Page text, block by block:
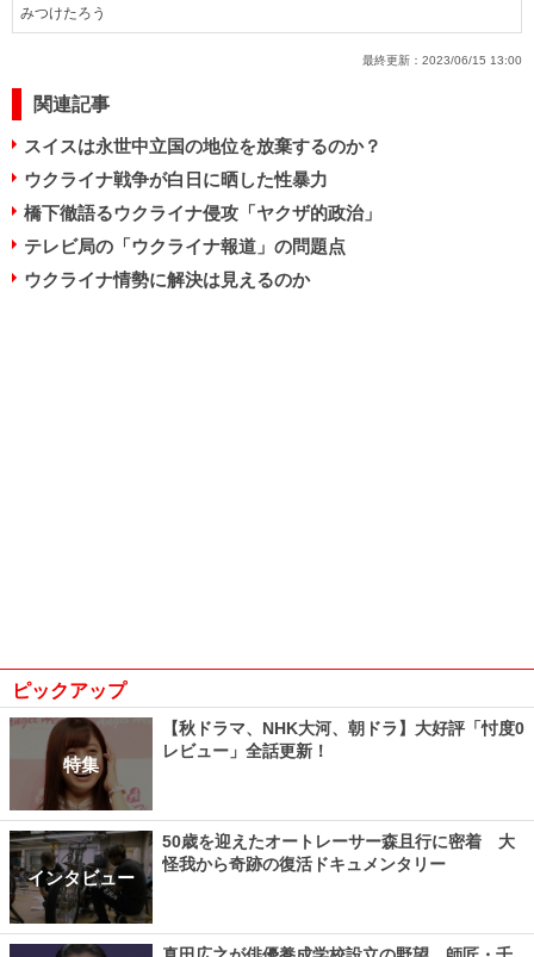
みつけたろう
最終更新： 2023/06/15 13:00
関連記事
スイスは永世中立国の地位を放棄するのか？
ウクライナ戦争が白日に晒した性暴力
橋下徹語るウクライナ侵攻「ヤクザ的政治」
テレビ局の「ウクライナ報道」の問題点
ウクライナ情勢に解決は見えるのか
ピックアップ
特集
【秋ドラマ、NHK大河、朝ドラ】大好評「忖度0
レビュー」全話更新！
インタビュー
50歳を迎えたオートレーサー森且行に密着 大
怪我から奇跡の復活ドキュメンタリー